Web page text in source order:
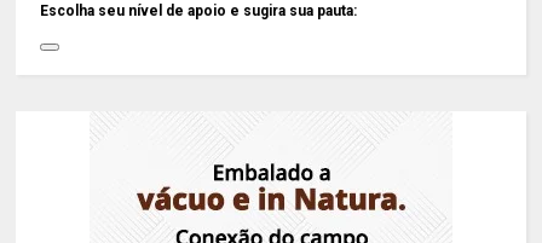
Escolha seu nível de apoio e sugira sua pauta: